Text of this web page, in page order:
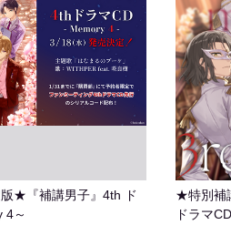
★『補講男子』4th ド
4～
★特別補
ドラマ